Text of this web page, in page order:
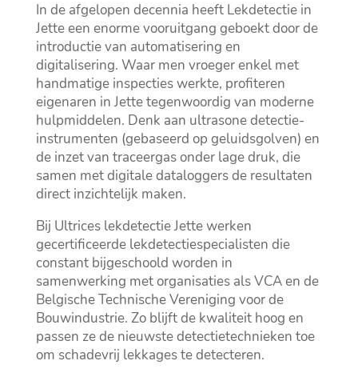
In de afgelopen decennia heeft Lekdetectie in
Jette een enorme vooruitgang geboekt door de
introductie van automatisering en
digitalisering.​ Waar men vroeger enkel met
handmatige inspecties werkte, profiteren
eigenaren in Jette tegenwoordig van moderne
hulpmiddelen.​ Denk aan ultrasone detectie-
instrumenten (gebaseerd op geluidsgolven) en
de inzet van traceergas onder lage druk, die
samen met digitale dataloggers de resultaten
direct inzichtelijk maken.​
Bij Ultrices lekdetectie Jette werken
gecertificeerde lekdetectiespecialisten die
constant bijgeschoold worden in
samenwerking met organisaties als VCA en de
Belgische Technische Vereniging voor de
Bouwindustrie.​ Zo blijft de kwaliteit hoog en
passen ze de nieuwste detectietechnieken toe
om schadevrij lekkages te detecteren.​